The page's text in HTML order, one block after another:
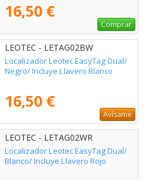
16,50 €
Comprar
LEOTEC - LETAG02BW
Localizador Leotec EasyTag Dual/
Negro/ Incluye Llavero Blanco
16,50 €
Avísame
LEOTEC - LETAG02WR
Localizador Leotec EasyTag Dual/
Blanco/ Incluye Llavero Rojo